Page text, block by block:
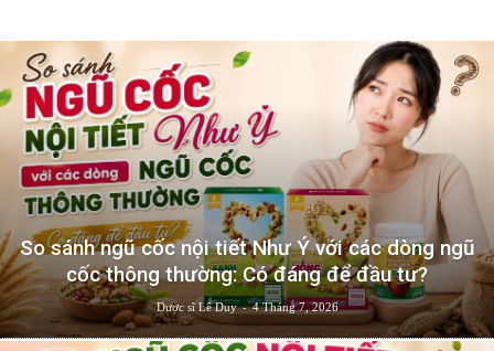
So sánh ngũ cốc nội tiết Như Ý với các dòng ngũ
cốc thông thường: Có đáng để đầu tư?
Dược sĩ Lê Duy - 4 Tháng 7, 2026